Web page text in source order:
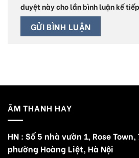
duyệt này cho lần bình luận kế
ÂM THANH HAY
HN : Số 5 nhà vườn 1, Rose
phường Hoàng Liệt, Hà Nội